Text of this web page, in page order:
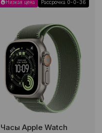
Низкая цена Рассрочка 0-0-36
Часы Apple Watch